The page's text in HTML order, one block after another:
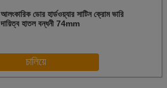
আলংকারিক ডোর হার্ডওয়্যার সাটিন ক্রোম ভারি
দায়িত্ব হাতল বন্ধনী 74mm
চালিয়ে